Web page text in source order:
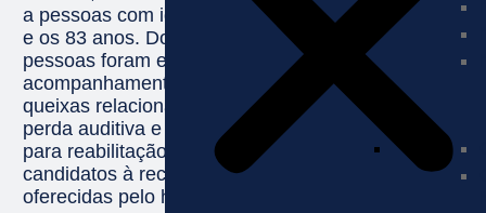
a pessoas com idades compreendidas entre os 16
e os 83 anos. Dos rastreios realizados, seis
pessoas foram encaminhadas para
acompanhamento em otorrinolaringologia por
queixas relacionadas com os ouvidos mas sem
perda auditiva e 16 pessoas foram encaminhadas
para reabilitação auditiva, sendo estes últimos os
candidatos à receção das próteses auditivas
oferecidas pelo hospital.